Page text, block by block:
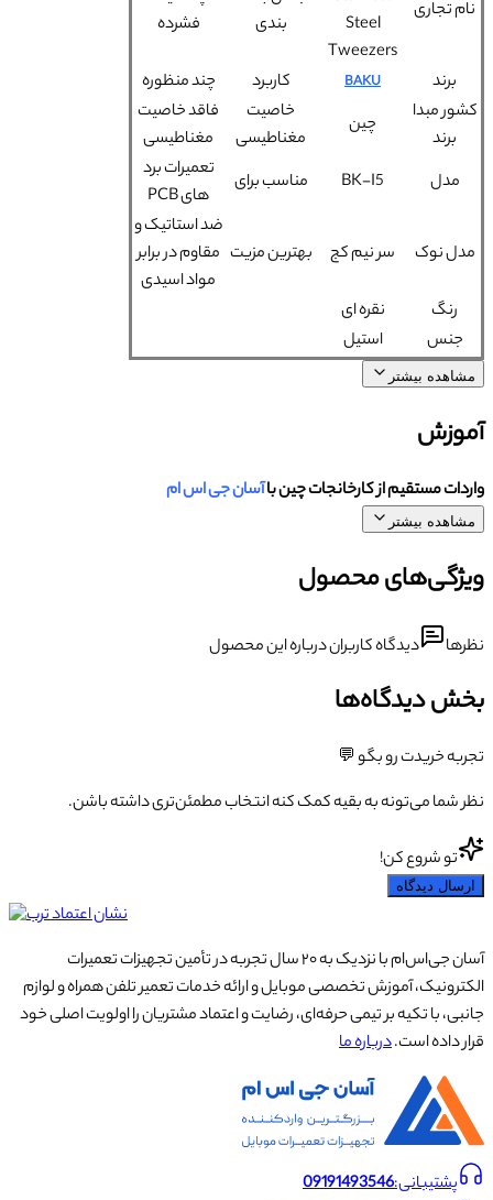
نام تجاری
Steel
Tweezers
بندی
فشرده
برند BAKU کاربرد
چند منظوره
کشور مبدا
برند
چین
خاصیت
مغناطیسی
فاقد خاصیت
مغناطیسی
مدل
BK-I5 مناسب برای
تعمیرات برد
های PCB
مدل نوک سر نیم کج بهترین مزیت
ضد استاتیک و
مقاوم در برابر
مواد اسیدی
رنگ
نقره ای
جنس
استیل
مشاهده بیشتر
آموزش
واردات مستقیم از کارخانجات چین باآسان جی اس ام
مشاهده بیشتر
ویژگی‌های محصول
نظرها دیدگاه کاربران درباره این محصول
بخش دیدگاه‌ها
تجربه خریدت رو بگو 💬
نظر شما می‌تونه به بقیه کمک کنه انتخاب مطمئن‌تری داشته باشن.
تو شروع کن!
ارسال دیدگاه
آسان جی‌اس‌ام با نزدیک به ۲۰ سال تجربه در تأمین تجهیزات تعمیرات
الکترونیک، آموزش تخصصی موبایل و ارائه خدمات تعمیر تلفن همراه و لوازم
جانبی، با تکیه بر تیمی حرفه‌ای، رضایت و اعتماد مشتریان را اولویت اصلی خود
قرار داده است.درباره ما
پشتیبانی:09191493546